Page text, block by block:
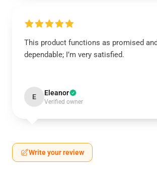
This product functions as promised
dependable; I’m very satisfied.
E Eleanor
Verified owner
Write your review